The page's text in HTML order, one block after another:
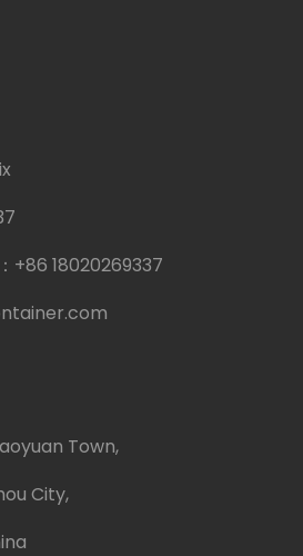
+86 18020269337
Town,
City,